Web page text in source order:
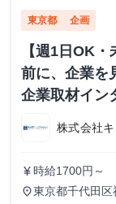
東京都 企画
【週1日OK
前に、企業を
企業取材イン
株式会社
currency_yen 時給1700円～
place東京都千代田